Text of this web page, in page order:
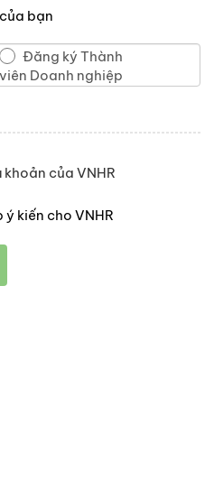
bạn
Đăng ký Thành
viên Doanh nghiệp
của VNHR
kiến cho VNHR